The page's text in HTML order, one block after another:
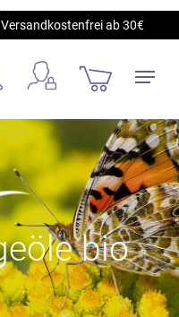
ab 30€
search account
Menu
bio